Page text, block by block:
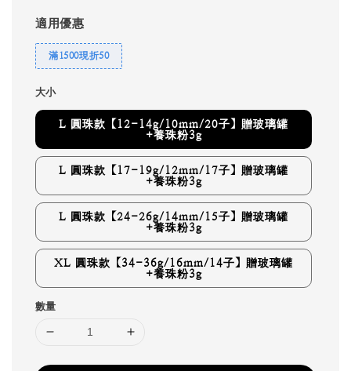
適用優惠
滿1500現折50
大小
L 圓珠款【12-14g/10mm/20子】贈玻璃罐
+養珠粉3g
L 圓珠款【17-19g/12mm/17子】贈玻璃罐
+養珠粉3g
L 圓珠款【24-26g/14mm/15子】贈玻璃罐
+養珠粉3g
XL 圓珠款【34-36g/16mm/14子】贈玻璃罐
+養珠粉3g
數量